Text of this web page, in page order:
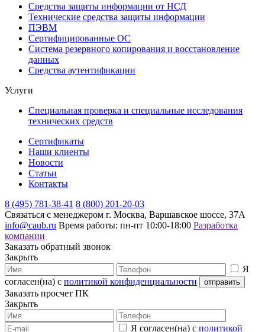
Средства защиты информации от НСД
Технические средства защиты информации
ПЭВМ
Сертифицированные ОС
Система резервного копирования и восстановление
данных
Средства аутентификации
Услуги
Специальная проверка и специальные исследования
технических средств
Сертификаты
Наши клиенты
Новости
Статьи
Контакты
8 (495) 781-38-41 8 (800) 201-20-03
Связаться с менеджером г. Москва, Варшавское шоссе, 37А
info@caub.ru Время работы: пн-пт 10:00-18:00 Разработка
компании
Заказать обратный звонок
Закрыть
Я
согласен(на) с политикой конфиденциальности
Заказать просчет ПК
Закрыть
Я согласен(на) с политикой